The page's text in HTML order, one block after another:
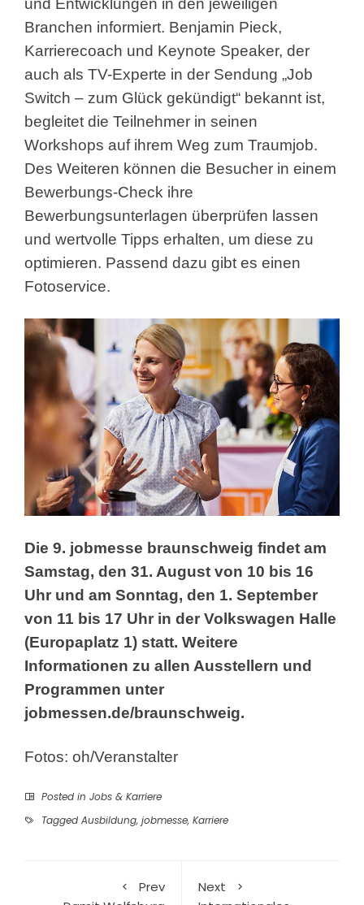
und Entwicklungen in den jeweiligen
Branchen informiert. Benjamin Pieck,
Karrierecoach und Keynote Speaker, der
auch als TV-Experte in der Sendung „Job
Switch – zum Glück gekündigt“ bekannt ist,
begleitet die Teilnehmer in seinen
Workshops auf ihrem Weg zum Traumjob.
Des Weiteren können die Besucher in einem
Bewerbungs-Check ihre
Bewerbungsunterlagen überprüfen lassen
und wertvolle Tipps erhalten, um diese zu
optimieren. Passend dazu gibt es einen
Fotoservice.
Die 9. jobmesse braunschweig findet am
Samstag, den 31. August von 10 bis 16
Uhr und am Sonntag, den 1. September
von 11 bis 17 Uhr in der Volkswagen Halle
(Europaplatz 1) statt. Weitere
Informationen zu allen Ausstellern und
Programmen unter
jobmessen.de/braunschweig.
Fotos: oh/Veranstalter
Posted in Jobs & Karriere
Tagged Ausbildung, jobmesse, Karriere
Prev
Next